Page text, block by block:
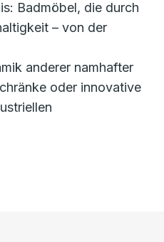
Badmöbel, die durch
– von der
anderer namhafter
oder innovative